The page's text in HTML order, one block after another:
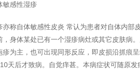
感性湿疹
自体敏感性皮炎 常认为患者对自体内部
，身体某处已有一个湿疹病灶或其它皮肤病
疹为主，也可出现同形反应，即皮损沿抓痕
天后才致病。自觉痒甚。本病症状可随原发